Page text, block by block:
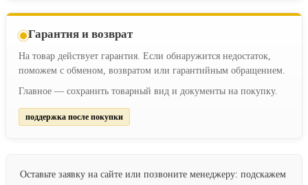
Гарантия и возврат
На товар действует гарантия. Если обнаружится недостаток,
поможем с обменом, возвратом или гарантийным обращением.
Главное — сохранить товарный вид и документы на покупку.
поддержка после покупки
Оставьте заявку на сайте или позвоните менеджеру: подскажем